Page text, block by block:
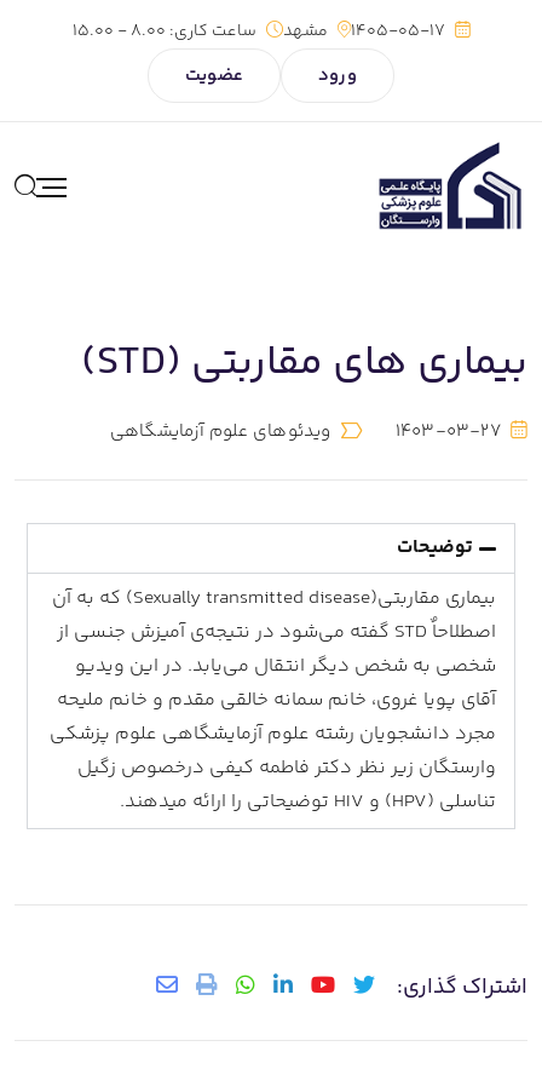
1405-05-17 مشهد ساعت کاری:
ورود عضویت
بیماری های مقاربتی (STD)
1403-03-27 ویدئوهای علوم آزمایشگاهی
توضیحات
بیماری مقاربتی(Sexually transmitted disease) که به آن
اصطلاحاٌ STD گفته می‌شود در نتیجه‌ی آمیزش جنسی از
شخصی به شخص دیگر انتقال می‌یابد. در این ویدیو
آقای پویا غروی، خانم سمانه خالقی مقدم و خانم ملیحه
مجرد دانشجویان رشته علوم آزمایشگاهی علوم پزشکی
وارستگان زیر نظر دکتر فاطمه کیفی درخصوص زگیل
تناسلی (HPV) و HIV توضیحاتی را ارائه میدهند.
اشتراک گذاری: